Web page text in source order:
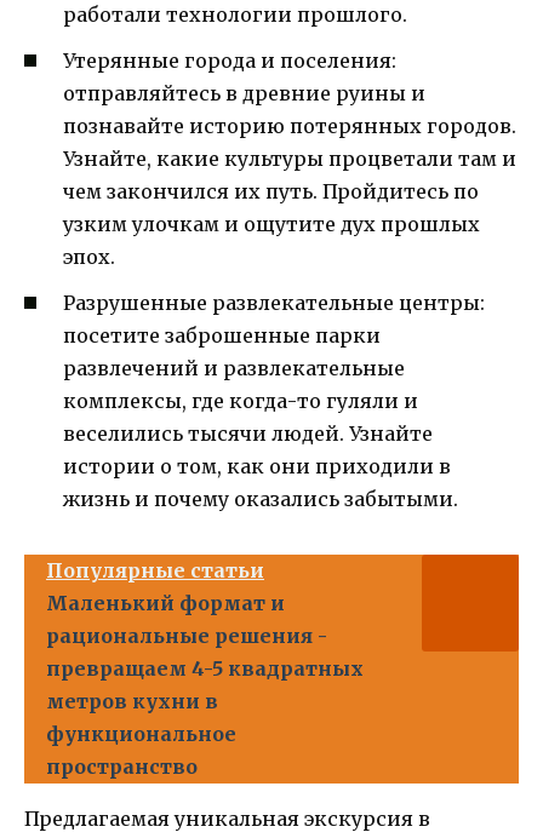
работали технологии прошлого.
Утерянные города и поселения:
отправляйтесь в древние руины и
познавайте историю потерянных городов.
Узнайте, какие культуры процветали там и
чем закончился их путь. Пройдитесь по
узким улочкам и ощутите дух прошлых
эпох.
Разрушенные развлекательные центры:
посетите заброшенные парки
развлечений и развлекательные
комплексы, где когда-то гуляли и
веселились тысячи людей. Узнайте
истории о том, как они приходили в
жизнь и почему оказались забытыми.
Популярные статьи
Маленький формат и
рациональные решения -
превращаем 4-5 квадратных
метров кухни в
функциональное
пространство
Предлагаемая уникальная экскурсия в